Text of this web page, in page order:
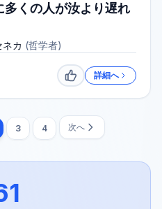
くの人が汝より遅れ
カ (哲学者)
いいね詳細へ
3 4 次へ